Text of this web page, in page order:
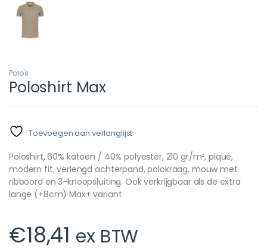
Polo's
Poloshirt Max
Toevoegen aan verlanglijst
Poloshirt, 60% katoen / 40% polyester, 210 gr/m², piqué,
modern fit, verlengd achterpand, polokraag, mouw met
ribboord en 3-knoopsluiting. Ook verkrijgbaar als de extra
lange (+8cm) Max+ variant.
€18,41 ex BTW